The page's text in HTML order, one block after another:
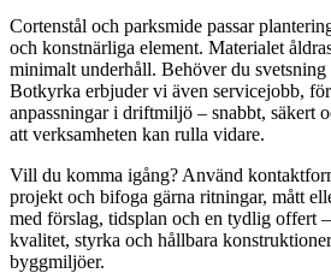
Cortenstål och parksmide passar
och konstnärliga element. Materialet
minimalt underhåll. Behöver du svetsning
Botkyrka erbjuder vi även servicejobb,
anpassningar i driftmiljö – snabbt, säkert
att verksamheten kan rulla vidare.
Vill du komma igång? Använd
projekt och bifoga gärna ritningar, mått
med förslag, tidsplan och en tydlig offert
kvalitet, styrka och hållbara
byggmiljöer.